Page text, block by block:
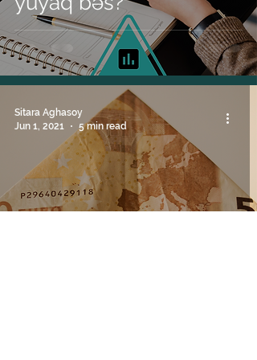
Sitara Aghasoy
Jun 1, 2021
5 min read